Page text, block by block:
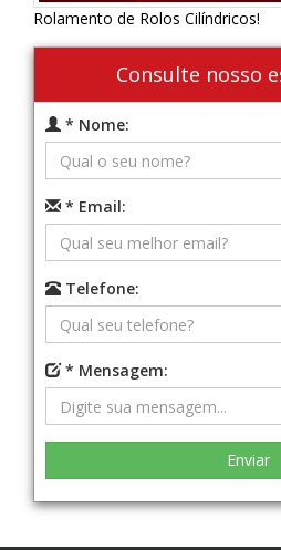
Rolamento de Rolos Cilíndricos!
Consulte nosso
* Nome:
* Email:
Telefone:
* Mensagem: